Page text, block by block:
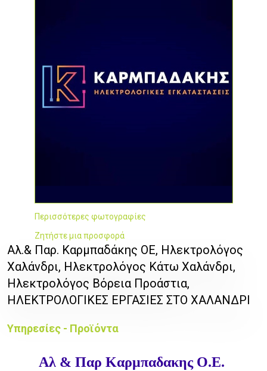
Περισσότερες φωτογραφίες
Ζητήστε μια προσφορά
Αλ.& Παρ. Καρμπαδάκης ΟΕ, Hλεκτρολόγος
Χαλάνδρι, Ηλεκτρολόγος Κάτω Χαλάνδρι,
Ηλεκτρολόγος Βόρεια Προάστια,
ΗΛΕΚΤΡΟΛΟΓΙΚΕΣ ΕΡΓΑΣΙΕΣ ΣΤΟ ΧΑΛΑΝΔΡΙ
Υπηρεσίες - Προϊόντα
Αλ & Παρ Καρμπαδακης Ο.Ε.